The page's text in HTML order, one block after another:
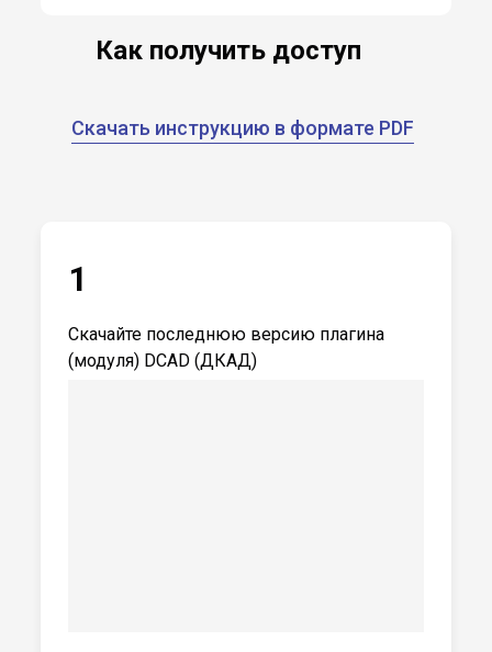
Как получить доступ
Скачать инструкцию в формате PDF
1
Скачайте последнюю версию плагина
(модуля) DCAD (ДКАД)